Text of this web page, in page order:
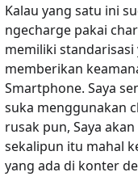
Kalau yang satu ini
ngecharge pakai
memiliki standarisasi
memberikan
Smartphone. Saya
suka menggunakan
rusak pun, Saya
sekalipun itu mahal
yang ada di konter